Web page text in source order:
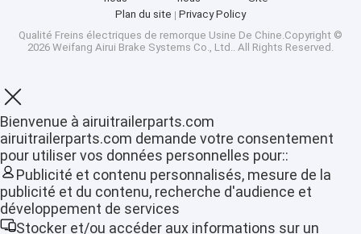
Aperçu
Produits
VR Show
Plan du site
Privacy Policy
Qualité Freins électriques de remorque Usine De Chine.Copyright ©
2026 Weifang Airui Brake Systems Co., Ltd.. All Rights Reserved.
Bienvenue à airuitrailerparts.com
airuitrailerparts.com demande votre consentement
pour utiliser vos données personnelles pour::
Publicité et contenu personnalisés, mesure de la
publicité et du contenu, recherche d'audience et
développement de services
Stocker et/ou accéder aux informations sur un